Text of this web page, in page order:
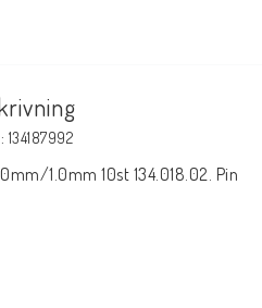
134187992
1.0mm 10st 134.018.02. Pin